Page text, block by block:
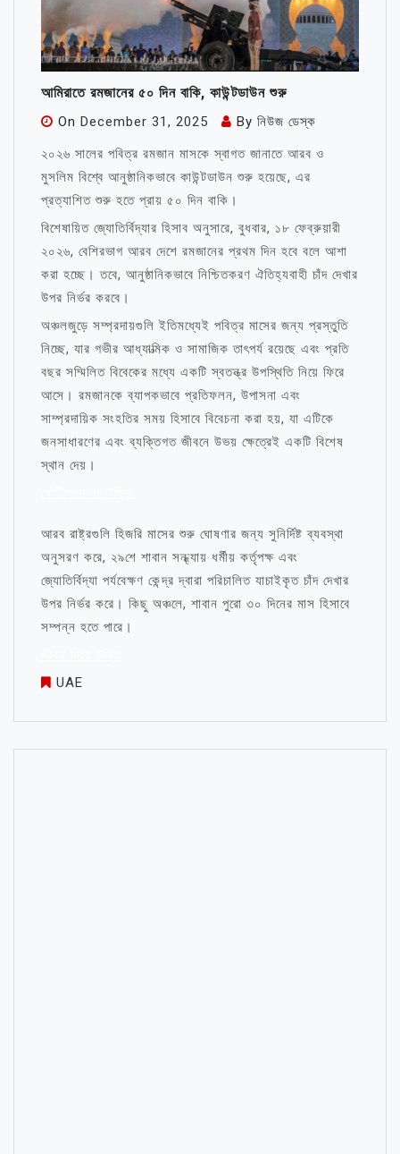
আমিরাতে রমজানের ৫০ দিন বাকি, কাউন্টডাউন শুরু
On December 31, 2025 By নিউজ ডেস্ক
২০২৬ সালের পবিত্র রমজান মাসকে স্বাগত জানাতে আরব ও
মুসলিম বিশ্বে আনুষ্ঠানিকভাবে কাউন্টডাউন শুরু হয়েছে, এর
প্রত্যাশিত শুরু হতে প্রায় ৫০ দিন বাকি।
বিশেষায়িত জ্যোতির্বিদ্যার হিসাব অনুসারে, বুধবার, ১৮ ​​ফেব্রুয়ারী
২০২৬, বেশিরভাগ আরব দেশে রমজানের প্রথম দিন হবে বলে আশা
করা হচ্ছে। তবে, আনুষ্ঠানিকভাবে নিশ্চিতকরণ ঐতিহ্যবাহী চাঁদ দেখার
উপর নির্ভর করবে।
অঞ্চলজুড়ে সম্প্রদায়গুলি ইতিমধ্যেই পবিত্র মাসের জন্য প্রস্তুতি
নিচ্ছে, যার গভীর আধ্যাত্মিক ও সামাজিক তাৎপর্য রয়েছে এবং প্রতি
বছর সম্মিলিত বিবেকের মধ্যে একটি স্বতন্ত্র উপস্থিতি নিয়ে ফিরে
আসে। রমজানকে ব্যাপকভাবে প্রতিফলন, উপাসনা এবং
সাম্প্রদায়িক সংহতির সময় হিসাবে বিবেচনা করা হয়, যা এটিকে
জনসাধারণের এবং ব্যক্তিগত জীবনে উভয় ক্ষেত্রেই একটি বিশেষ
স্থান দেয়।
আরব রাষ্ট্রগুলি হিজরি মাসের শুরু ঘোষণার জন্য সুনির্দিষ্ট ব্যবস্থা
অনুসরণ করে, ২৯শে শাবান সন্ধ্যায় ধর্মীয় কর্তৃপক্ষ এবং
জ্যোতির্বিদ্যা পর্যবেক্ষণ কেন্দ্র দ্বারা পরিচালিত যাচাইকৃত চাঁদ দেখার
উপর নির্ভর করে। কিছু অঞ্চলে, শাবান পুরো ৩০ দিনের মাস হিসাবে
সম্পন্ন হতে পারে।
UAE